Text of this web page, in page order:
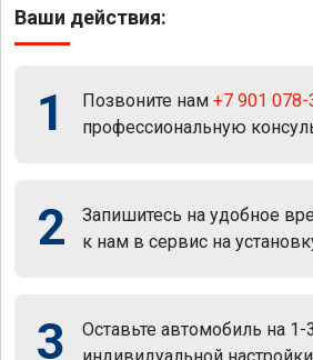
Ваши действия:
1 Позвоните нам +7 901
профессиональную
2
Запишитесь на удобное
к нам в сервис на
3
Оставьте автомобиль на 1-